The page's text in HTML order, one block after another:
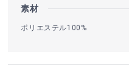
素材
ポリエステル100%